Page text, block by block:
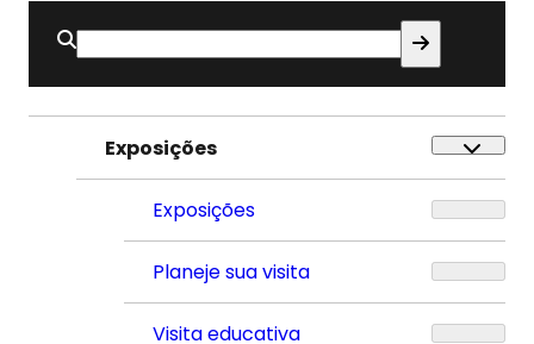
Buscar
por:
Exposições
Exposições
Planeje sua visita
Visita educativa